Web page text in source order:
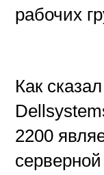
рабочих
Как
2200